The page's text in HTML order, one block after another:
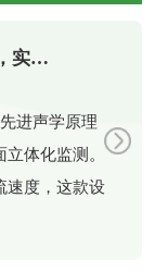
声学多普勒流速剖面仪赋能智慧水文，实现水体剖面精准测流
进声学原理
体化监测。
速度，这款设